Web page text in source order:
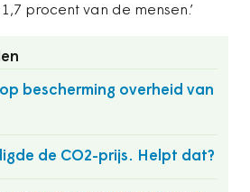
procent van de mensen.’
bescherming overheid van
de CO2-prijs. Helpt dat?